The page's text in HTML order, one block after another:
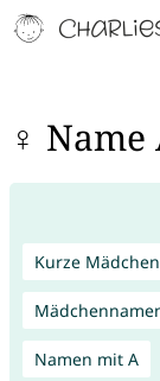
♀ Name
Kurze
Namen mit A